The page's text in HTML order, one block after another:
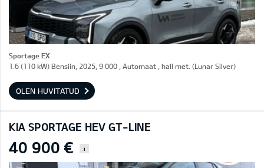
Sportage EX
1.6 (110 kW) Bensiin, 2025, 9 000 , Automaat , hall met. (Lunar Silver)
OLEN HUVITATUD
KIA SPORTAGE HEV GT-LINE
40 900 € i